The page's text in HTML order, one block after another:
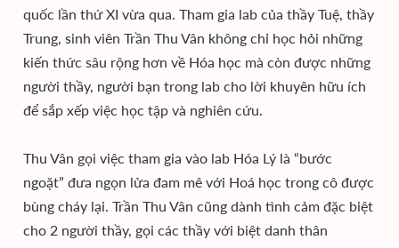
quốc lần thứ XI vừa qua. Tham gia lab của thầy Tuệ, thầy
Trung, sinh viên Trần Thu Vân không chỉ học hỏi những
kiến thức sâu rộng hơn về Hóa học mà còn được những
người thầy, người bạn trong lab cho lời khuyên hữu ích
để sắp xếp việc học tập và nghiên cứu.
Thu Vân gọi việc tham gia vào lab Hóa Lý là “bước
ngoặt” đưa ngọn lửa đam mê với Hoá học trong cô được
bùng cháy lại. Trần Thu Vân cũng dành tình cảm đặc biệt
cho 2 người thầy, gọi các thầy với biệt danh thân